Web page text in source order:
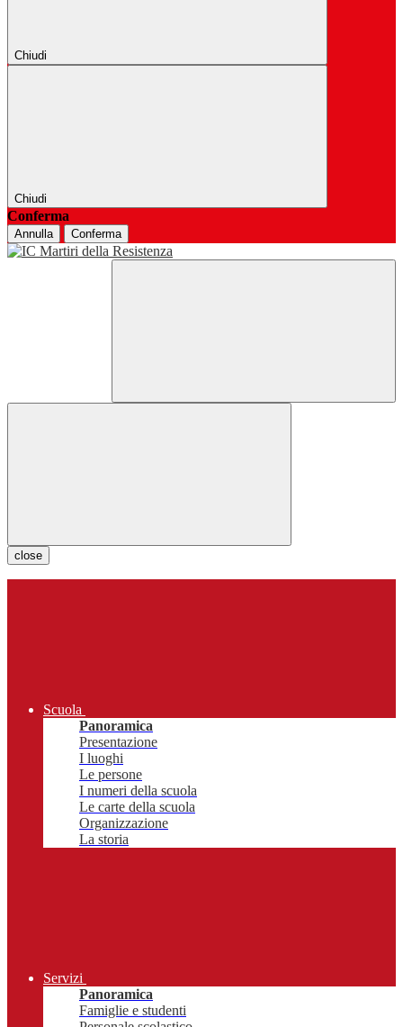
Chiudi
Chiudi
Conferma
Annulla Conferma
close
Scuola
Panoramica
Presentazione
I luoghi
Le persone
I numeri della scuola
Le carte della scuola
Organizzazione
La storia
Servizi
Panoramica
Famiglie e studenti